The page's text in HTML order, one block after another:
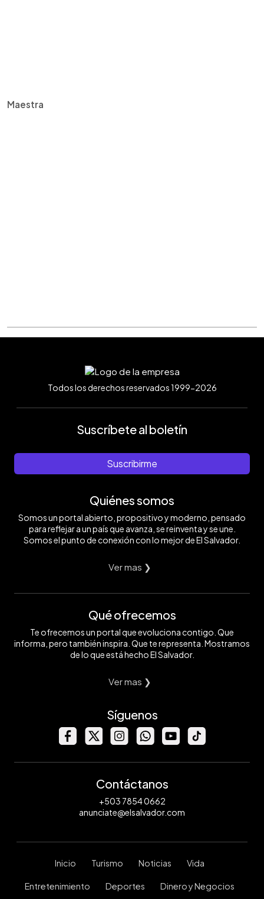
Maestra
Todos los derechos reservados 1999-2026
Suscríbete al boletín
Suscribirme
Quiénes somos
Somos un portal abierto, propositivo y moderno, pensado
para reflejar a un país que avanza, se reinventa y se une.
Somos el punto de conexión con lo mejor de El Salvador.
Ver mas ❯
Qué ofrecemos
Te ofrecemos un portal que evoluciona contigo. Que
informa, pero también inspira. Que te representa. Mostramos
de lo que está hecho El Salvador.
Ver mas ❯
Síguenos
Contáctanos
+503 7854 0662
anunciate@elsalvador.com
Inicio Turismo Noticias Vida
Entretenimiento Deportes Dinero y Negocios